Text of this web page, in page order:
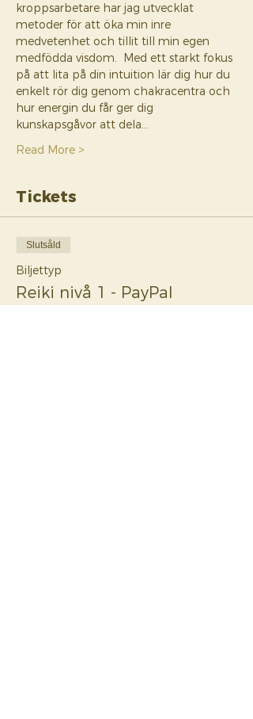
kroppsarbetare har jag utvecklat
metoder för att öka min inre
medvetenhet och tillit till min egen
medfödda visdom.  Med ett starkt fokus
på att lita på din intuition lär dig hur du
enkelt rör dig genom chakracentra och
hur energin du får ger dig
kunskapsgåvor att dela…
Read More >
Tickets
Slutsåld
Biljettyp
Reiki nivå 1 - PayPal